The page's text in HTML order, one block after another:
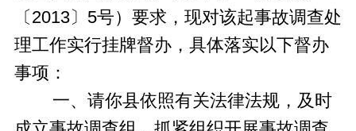
〔2013〕5号）要求，现对该起事故调查处
理工作实行挂牌督办，具体落实以下督办
事项：
一、请你县依照有关法律法规，及时